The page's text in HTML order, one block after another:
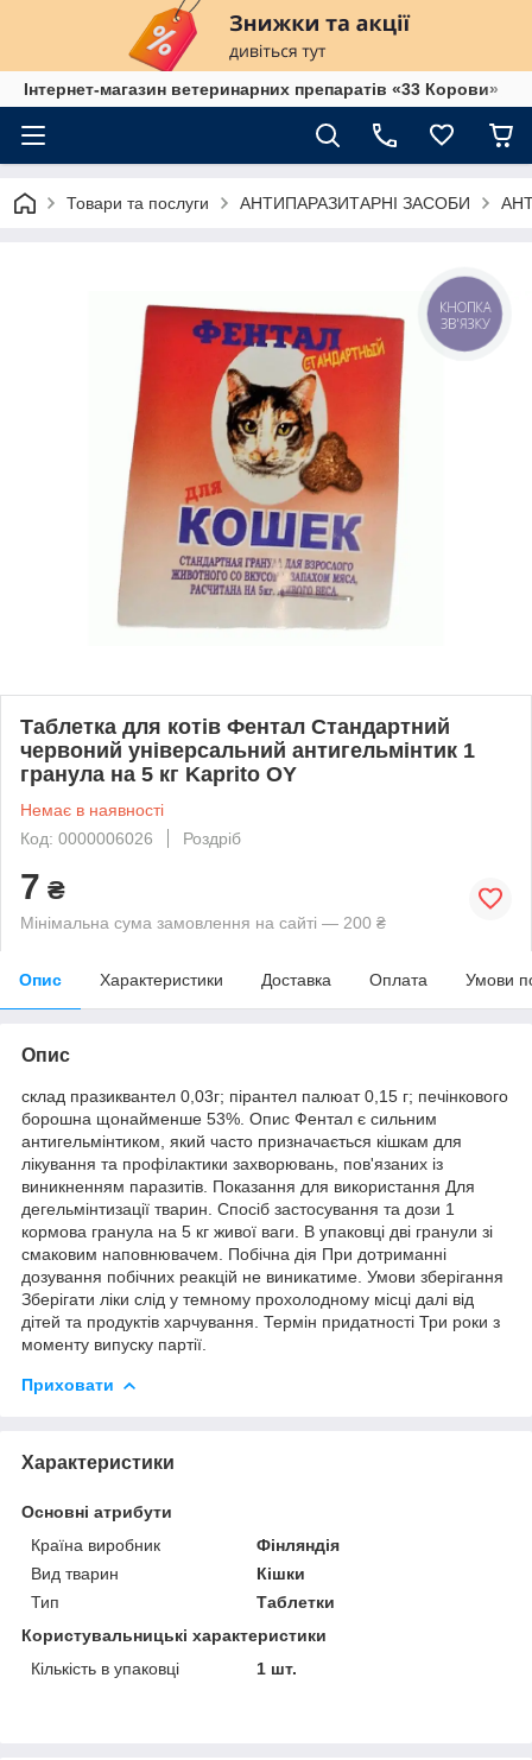
Інтернет-магазин ветеринарних препаратів «33 Корови»
Товари та послуги АНТИПАРАЗИТАРНІ ЗАСОБИ
Таблетка для котів Фентал Стандартний
червоний універсальний антигельмінтик 1
гранула на 5 кг Kaprito OY
Немає в наявності
Код: 0000006026
Роздріб
7 ₴
Мінімальна сума замовлення на сайті — 200 ₴
Опис Характеристики Доставка Оплата Умови
Опис
склад празиквантел 0,03г; пірантел палюат 0,15 г; печінкового
борошна щонайменше 53%. Опис Фентал є сильним
антигельмінтиком, який часто призначається кішкам для
лікування та профілактики захворювань, пов'язаних із
виникненням паразитів. Показання для використання Для
дегельмінтизації тварин. Спосіб застосування та дози 1
кормова гранула на 5 кг живої ваги. В упаковці дві гранули зі
смаковим наповнювачем. Побічна дія При дотриманні
дозування побічних реакцій не виникатиме. Умови зберігання
Зберігати ліки слід у темному прохолодному місці далі від
дітей та продуктів харчування. Термін придатності Три роки з
моменту випуску партії.
Приховати
Характеристики
Основні атрибути
Країна виробник
Фінляндія
Вид тварин
Кішки
Тип
Таблетки
Користувальницькі характеристики
Кількість в упаковці
1 шт.
КНОПКА
ЗВ'ЯЗКУ